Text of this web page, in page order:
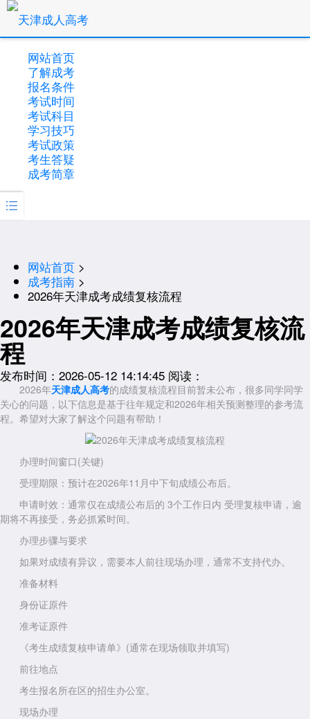
网站首页
了解成考
报名条件
考试时间
考试科目
学习技巧
考试政策
考生答疑
成考简章

网站首页 >
成考指南 >
2026年天津成考成绩复核流程
2026年天津成考成绩复核流
程
发布时间：2026-05-12 14:14:45 阅读：
2026年天津成人高考的成绩复核流程目前暂未公布，很多同学同学
关心的问题，以下信息是基于往年规定和2026年相关预测整理的参考流
程。希望对大家了解这个问题有帮助！
办理时间窗口(关键)
受理期限：预计在2026年11月中下旬成绩公布后。
申请时效：通常仅在成绩公布后的 3个工作日内 受理复核申请，逾
期将不再接受，务必抓紧时间。
办理步骤与要求
如果对成绩有异议，需要本人前往现场办理，通常不支持代办。
准备材料
身份证原件
准考证原件
《考生成绩复核申请单》(通常在现场领取并填写)
前往地点
考生报名所在区的招生办公室。
现场办理